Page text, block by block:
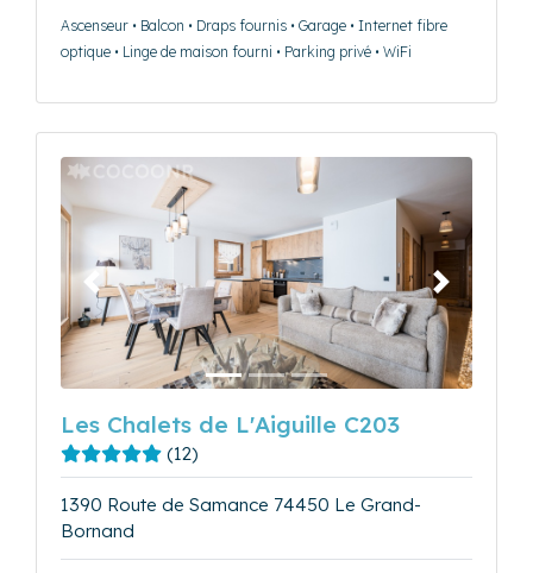
Ascenseur • Balcon • Draps fournis • Garage • Internet fibre
optique • Linge de maison fourni • Parking privé • WiFi
Précédent Suivant
Les Chalets de L'Aiguille C203
(12)
1390 Route de Samance 74450 Le Grand-
Bornand